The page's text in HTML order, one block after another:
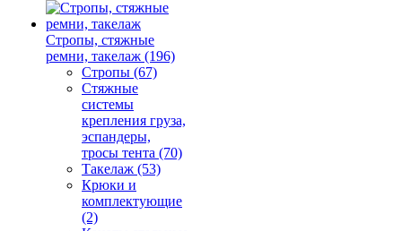
Стропы, стяжные
ремни, такелаж (196)
Стропы (67)
Стяжные
системы
крепления груза,
эспандеры,
тросы тента (70)
Такелаж (53)
Крюки и
комплектующие
(2)